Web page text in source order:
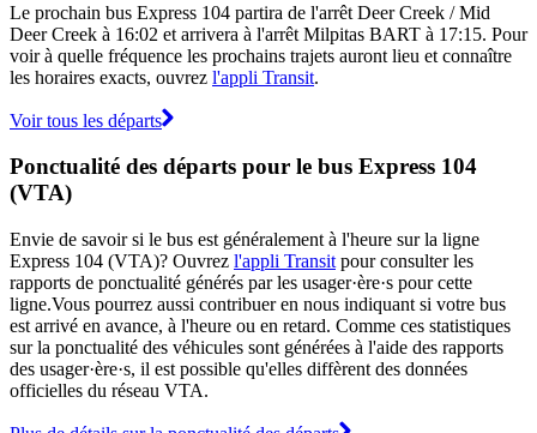
Le prochain bus Express 104 partira de l'arrêt Deer Creek / Mid
Deer Creek à 16:02 et arrivera à l'arrêt Milpitas BART à 17:15. Pour
voir à quelle fréquence les prochains trajets auront lieu et connaître
les horaires exacts, ouvrez l'appli Transit.
Voir tous les départs
Ponctualité des départs pour le bus Express 104
(VTA)
Envie de savoir si le bus est généralement à l'heure sur la ligne
Express 104 (VTA)? Ouvrez l'appli Transit pour consulter les
rapports de ponctualité générés par les usager·ère·s pour cette
ligne.Vous pourrez aussi contribuer en nous indiquant si votre bus
est arrivé en avance, à l'heure ou en retard. Comme ces statistiques
sur la ponctualité des véhicules sont générées à l'aide des rapports
des usager·ère·s, il est possible qu'elles diffèrent des données
officielles du réseau VTA.